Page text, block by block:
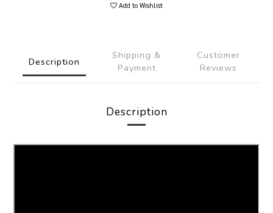
Add to Wishlist
Description
Shipping &
Payment
Customer
Reviews
Description